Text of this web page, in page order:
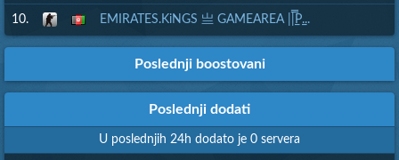
10. EMIRATES.KiNGS 亗 GAMEAREA ||͇̿P͇...
Poslednji boostovani
Poslednji dodati
U poslednjih 24h dodato je 0 servera